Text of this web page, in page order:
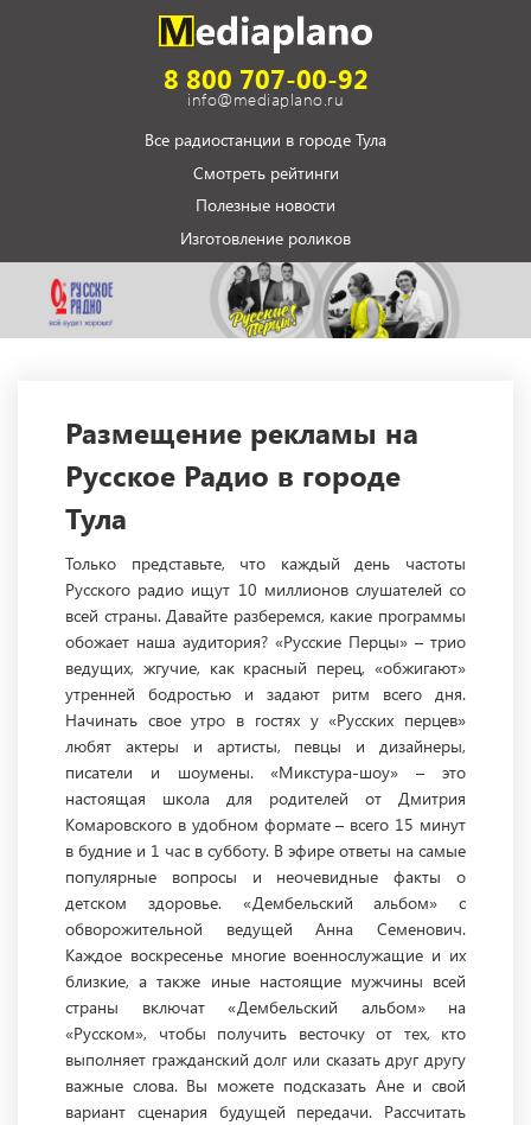
8 800 707-00-92
info@mediaplano.ru
Все радиостанции в городе Тула
Смотреть рейтинги
Полезные новости
Изготовление роликов
Размещение рекламы на
Русское Радио в городе
Тула
Только представьте, что каждый день частоты
Русского радио ищут 10 миллионов слушателей со
всей страны. Давайте разберемся, какие программы
обожает наша аудитория? «Русские Перцы» – трио
ведущих, жгучие, как красный перец, «обжигают»
утренней бодростью и задают ритм всего дня.
Начинать свое утро в гостях у «Русских перцев»
любят актеры и артисты, певцы и дизайнеры,
писатели и шоумены. «Микстура-шоу» – это
настоящая школа для родителей от Дмитрия
Комаровского в удобном формате – всего 15 минут
в будние и 1 час в субботу. В эфире ответы на самые
популярные вопросы и неочевидные факты о
детском здоровье. «Дембельский альбом» с
обворожительной ведущей Анна Семенович.
Каждое воскресенье многие военнослужащие и их
близкие, а также иные настоящие мужчины всей
страны включат «Дембельский альбом» на
«Русском», чтобы получить весточку от тех, кто
выполняет гражданский долг или сказать друг другу
важные слова. Вы можете подсказать Ане и свой
вариант сценария будущей передачи. Рассчитать